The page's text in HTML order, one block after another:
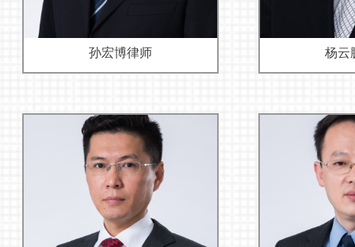
孙宏博律师 杨云